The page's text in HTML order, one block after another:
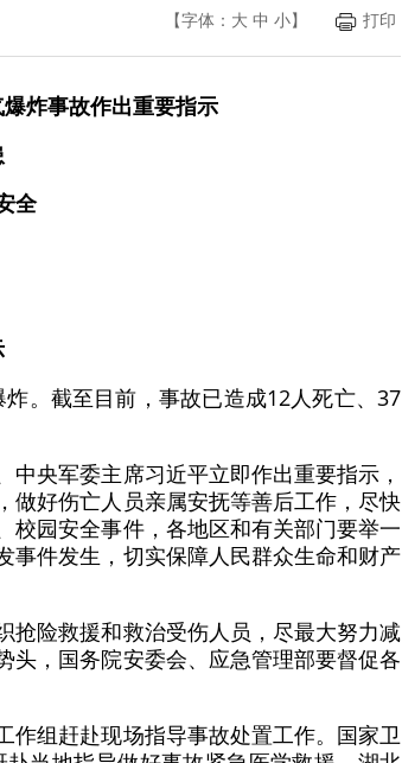
【字体： 大 中 小】 打印
炸事故作出重要指示
全
。截至目前，事故已造成12人死亡、37
央军委主席习近平立即作出重要指示，
做好伤亡人员亲属安抚等善后工作，尽快
校园安全事件，各地区和有关部门要举一
事件发生，切实保障人民群众生命和财产
抢险救援和救治受伤人员，尽最大努力减
头，国务院安委会、应急管理部要督促各
作组赶赴现场指导事故处置工作。国家卫